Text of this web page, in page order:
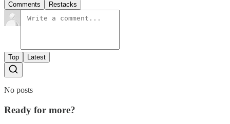
Comments Restacks
Top Latest
No posts
Ready for more?